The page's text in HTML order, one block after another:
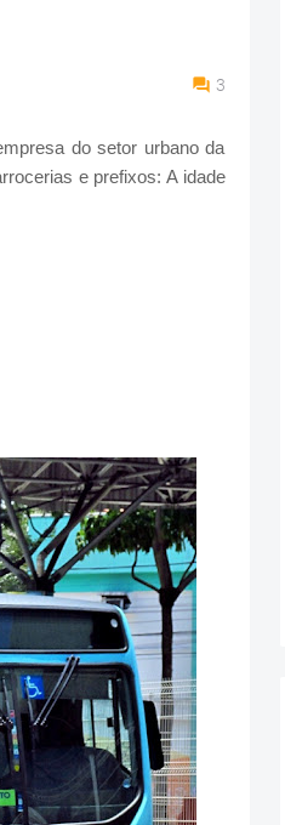
3
do setor urbano da
e prefixos: A idade